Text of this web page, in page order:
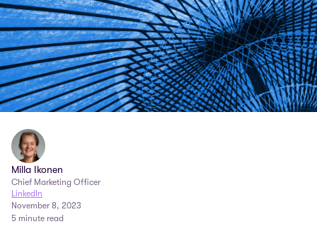
Milla Ikonen
Chief Marketing Officer
LinkedIn
November 8, 2023
5 minute read